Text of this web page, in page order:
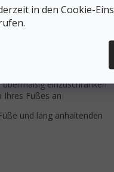
in den Cookie-
das Risiko von
gesamten Fuß
einzuschränken
Ihres Fußes an
und lang anhaltenden